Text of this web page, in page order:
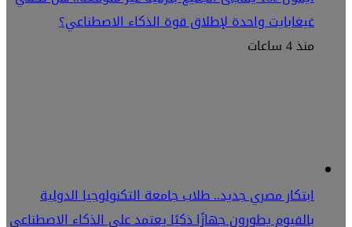
غيغابايت واحدة لإطلاق قوة الذكاء الاصطناعي؟
منذ 4 ساعات
ابتكار مصري جديد.. طلاب جامعة التكنولوجيا الدولية
بالفيوم يطورون جهازًا ذكيًا يعتمد على الذكاء الاصطناعي